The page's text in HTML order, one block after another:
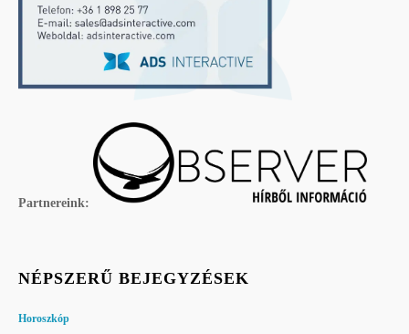
Partnereink:
NÉPSZERŰ BEJEGYZÉSEK
Horoszkóp